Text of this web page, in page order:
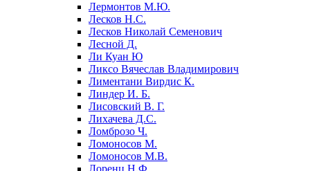
Лермонтов М.Ю.
Лесков Н.С.
Лесков Николай Семенович
Лесной Д.
Ли Куан Ю
Ликсо Вячеслав Владимирович
Лиментани Вирдис К.
Линдер И. Б.
Лисовский В. Г.
Лихачева Д.С.
Ломброзо Ч.
Ломоносов М.
Ломоносов М.В.
Лоренц Н.Ф